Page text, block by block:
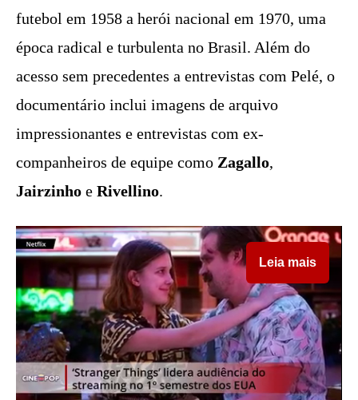
futebol em 1958 a herói nacional em 1970, uma
época radical e turbulenta no Brasil. Além do
acesso sem precedentes a entrevistas com Pelé, o
documentário inclui imagens de arquivo
impressionantes e entrevistas com ex-
companheiros de equipe como Zagallo,
Jairzinho e Rivellino.
Leia mais